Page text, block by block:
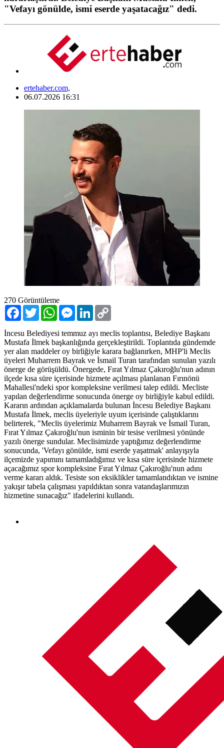
"Vefayı gönülde, ismi eserde yaşatacağız" dedi.
ertehaber.com,
06.07.2026 16:31
270 Görüntüleme
Facebook
TwitterWhatsAppMessenger
LinkedIn
İncesu Belediyesi temmuz ayı meclis toplantısı, Belediye Başkanı
Mustafa İlmek başkanlığında gerçekleştirildi. Toplantıda gündemde
yer alan maddeler oy birliğiyle karara bağlanırken, MHP'li Meclis
üyeleri Muharrem Bayrak ve İsmail Turan tarafından sunulan yazılı
önerge de görüşüldü. Önergede, Fırat Yılmaz Çakıroğlu'nun adının
ilçede kısa süre içerisinde hizmete açılması planlanan Fırınönü
Mahallesi'ndeki spor kompleksine verilmesi talep edildi. Mecliste
yapılan değerlendirme sonucunda önerge oy birliğiyle kabul edildi.
Kararın ardından açıklamalarda bulunan İncesu Belediye Başkanı
Mustafa İlmek, meclis üyeleriyle uyum içerisinde çalıştıklarını
belirterek, "Meclis üyelerimiz Muharrem Bayrak ve İsmail Turan,
Fırat Yılmaz Çakıroğlu'nun isminin bir tesise verilmesi yönünde
yazılı önerge sundular. Meclisimizde yaptığımız değerlendirme
sonucunda, 'Vefayı gönülde, ismi eserde yaşatmak' anlayışıyla
ilçemizde yapımını tamamladığımız ve kısa süre içerisinde hizmete
açacağımız spor kompleksine Fırat Yılmaz Çakıroğlu'nun adını
verme kararı aldık. Tesiste son eksiklikler tamamlandıktan ve ismine
yakışır tabela çalışması yapıldıktan sonra vatandaşlarımızın
hizmetine sunacağız" ifadelerini kullandı.